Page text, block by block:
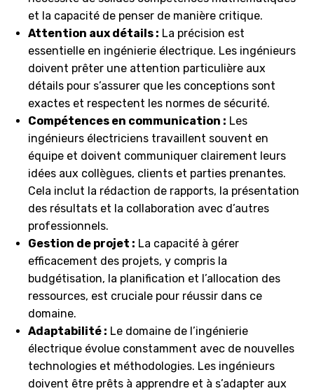
et la capacité de penser de manière critique.
Attention aux détails : La précision est
essentielle en ingénierie électrique. Les ingénieurs
doivent prêter une attention particulière aux
détails pour s’assurer que les conceptions sont
exactes et respectent les normes de sécurité.
Compétences en communication : Les
ingénieurs électriciens travaillent souvent en
équipe et doivent communiquer clairement leurs
idées aux collègues, clients et parties prenantes.
Cela inclut la rédaction de rapports, la présentation
des résultats et la collaboration avec d’autres
professionnels.
Gestion de projet : La capacité à gérer
efficacement des projets, y compris la
budgétisation, la planification et l’allocation des
ressources, est cruciale pour réussir dans ce
domaine.
Adaptabilité : Le domaine de l’ingénierie
électrique évolue constamment avec de nouvelles
technologies et méthodologies. Les ingénieurs
doivent être prêts à apprendre et à s’adapter aux